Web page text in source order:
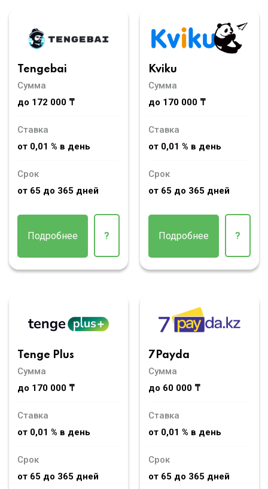
Tengebai
Сумма
до 172 000 ₸
Ставка
от 0,01 % в день
Срок
от 65 до 365 дней
Подробнее ?
Kviku
Сумма
до 170 000 ₸
Ставка
от 0,01 % в день
Срок
от 65 до 365 дней
Подробнее ?
Tenge Plus
Сумма
до 170 000 ₸
Ставка
от 0,01 % в день
Срок
от 65 до 365 дней
7Payda
Сумма
до 60 000 ₸
Ставка
от 0,01 % в день
Срок
от 65 до 365 дней